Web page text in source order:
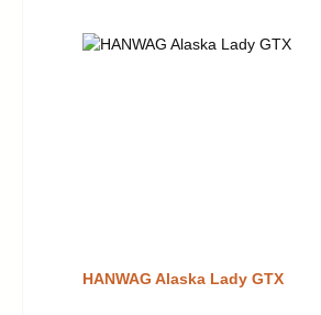
HANWAG Alaska Lady GTX